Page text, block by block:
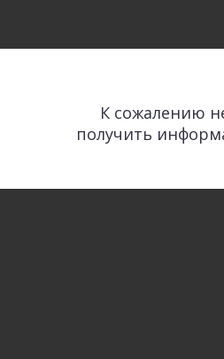
К сожалению
получить